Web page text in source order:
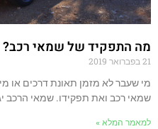
מה התפקיד של שמאי רכב?
21 בפברואר 2019
מי שעבר לא מזמן תאונת דרכים או
שמאי רכב ואת תפקידו. שמאי הרכב
למאמר המלא »